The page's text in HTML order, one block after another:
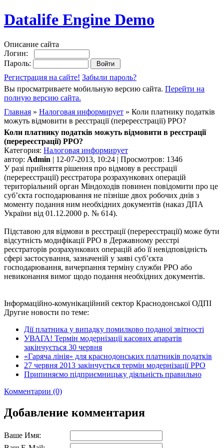
Datalife Engine Demo
Описание сайта
Логин:
Пароль:
Регистрация на сайте! Забыли пароль?
Вы просматриваете мобильную версию сайта. Перейти на
полную версию сайта.
Главная » Налоговая информирует » Коли платнику податків
можуть відмовити в реєстрації (перереєстрації) РРО?
Коли платнику податків можуть відмовити в реєстрації
(перереєстрації) РРО?
Категория: Налоговая информирует
автор: Admin | 12-07-2013, 10:24 | Просмотров: 1346
У разі прийняття рішення про відмову в реєстрації
(перереєстрації) реєстратора розрахункових операцій
територіальний орган Міндоходів повинен повідомити про це
суб’єкта господарювання не пізніше двох робочих днів з
моменту подання ним необхідних документів (наказ ДПА
України від 01.12.2000 р. № 614).
Підставою для відмови в реєстрації (перереєстрації) може бути
відсутність модифікації РРО в Державному реєстрі
реєстраторів розрахункових операцій або її невідповідність
сфері застосування, зазначеній у заяві суб’єкта
господарювання, вичерпання терміну служби РРО або
невиконання вимог щодо подання необхідних документів.
Інформаційно-комунікаційний сектор Краснодонської ОДПІ
Другие новости по теме:
Дії платника у випадку помилково поданої звітності
УВАГА! Термін модернізації касових апаратів
закінчується 30 червня
«Гаряча лінія» для краснодонських платників податків
27 червня 2013 закінчується термін модернізації РРО
Припиняємо підприємницьку діяльність правильно
Комментарии (0)
Добавление комментария
Ваше Имя: